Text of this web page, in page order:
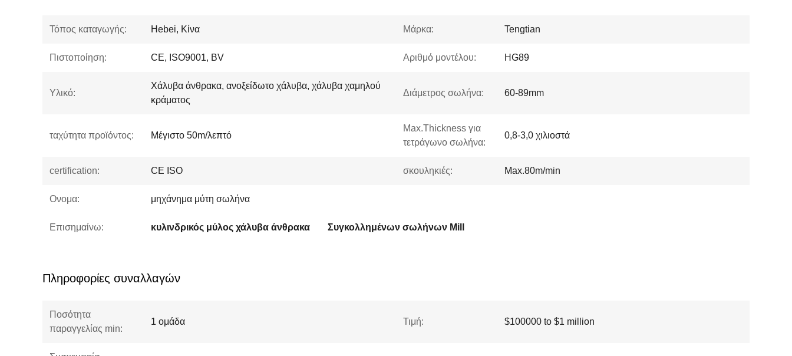
Τόπος καταγωγής: Hebei, Κίνα Μάρκα: Tengtian
Πιστοποίηση: CE, ISO9001, BV Αριθμό μοντέλου: HG89
Υλικό:
Χάλυβα άνθρακα, ανοξείδωτο χάλυβα, χάλυβα χαμηλού
κράματος
Διάμετρος σωλήνα: 60-89mm
ταχύτητα προϊόντος: Μέγιστο 50m/λεπτό
Max.Thickness για
τετράγωνο σωλήνα:
0,8-3,0 χιλιοστά
certification: CE ISO σκουληκιές: Max.80m/min
Ονομα: μηχάνημα μύτη σωλήνα
Επισημαίνω: κυλινδρικός μύλος χάλυβα άνθρακα Συγκολλημένων σωλήνων Mill
Πληροφορίες συναλλαγών
Ποσότητα
παραγγελίας min:
1 ομάδα Τιμή: $100000 to $1 million